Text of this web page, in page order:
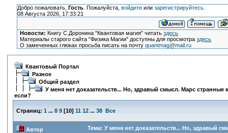
Добро пожаловать, Гость. Пожалуйста, войдитеили зарегистрируйтесь.
08 Августа 2026, 17:33:21
Новости: Книгу С.Доронина "Квантовая магия" читатьздесь
Материалы старого сайта "Физика Магии" доступны для просмотраздесь
О замеченных глюках просьба писать на почтуquantmag@mail.ru
Квантовый Портал
Разное
Общий раздел
У меня нет доказательств... Но, здравый смысл. Марс странные
если?
Страниц: 1 ... 8 9 [10] 11 12 ... 38 Все
Автор Тема: У меня нет доказательств... Но, здравый